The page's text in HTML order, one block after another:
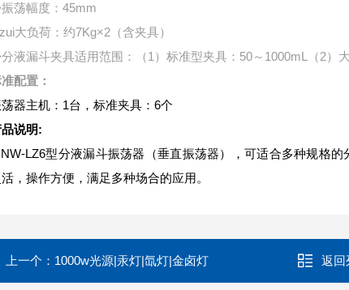
荡幅度：45mm
大负荷：约7Kg×2（含夹具）
液漏斗夹具适用范围：（1）标准型夹具：50～1000mL（2）
配置：
器主机：1台，标准夹具：6个
说明:
LZ6型分液漏斗振荡器（垂直振荡器），可适合多种规格
活，操作方便，满足多种场合的应用。
上一个： 1000w光源|汞灯|氙灯|金卤灯 返回